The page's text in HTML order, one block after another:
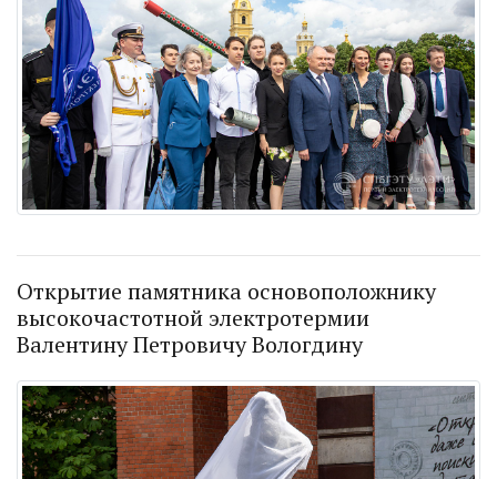
Открытие памятника основоположнику
высокочастотной электротермии
Валентину Петровичу Вологдину